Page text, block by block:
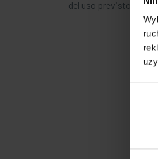
del uso previsto del